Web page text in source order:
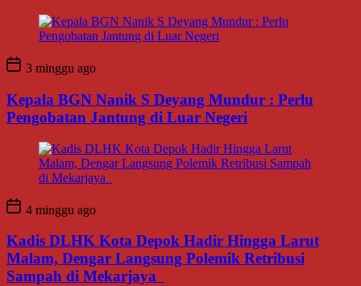
3 minggu ago
Kepala BGN Nanik S Deyang Mundur : Perlu
Pengobatan Jantung di Luar Negeri
4 minggu ago
Kadis DLHK Kota Depok Hadir Hingga Larut
Malam, Dengar Langsung Polemik Retribusi
Sampah di Mekarjaya